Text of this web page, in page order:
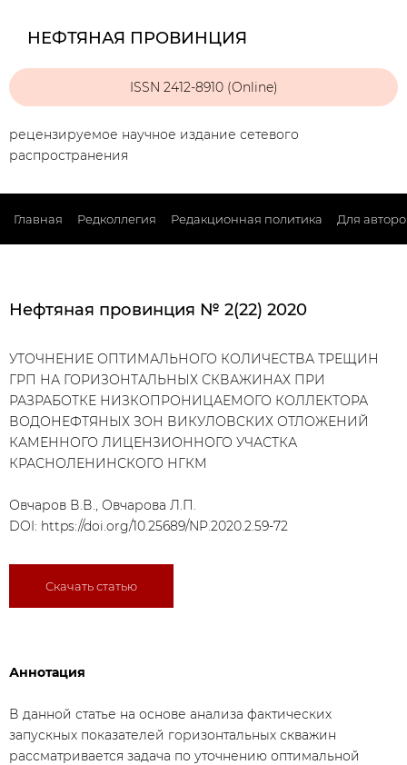
НЕФТЯНАЯ ПРОВИНЦИЯ
ISSN 2412-8910 (Online)
рецензируемое научное издание сетевого
распространения
Главная Редколлегия Редакционная политика Для
Нефтяная провинция № 2(22) 2020
УТОЧНЕНИЕ ОПТИМАЛЬНОГО КОЛИЧЕСТВА ТРЕЩИН
ГРП НА ГОРИЗОНТАЛЬНЫХ СКВАЖИНАХ ПРИ
РАЗРАБОТКЕ НИЗКОПРОНИЦАЕМОГО КОЛЛЕКТОРА
ВОДОНЕФТЯНЫХ ЗОН ВИКУЛОВСКИХ ОТЛОЖЕНИЙ
КАМЕННОГО ЛИЦЕНЗИОННОГО УЧАСТКА
КРАСНОЛЕНИНСКОГО НГКМ
Овчаров В.В., Овчарова Л.П.
DOI: https://doi.org/10.25689/NP.2020.2.59-72
Скачать статью
Аннотация
В данной статье на основе анализа фактических
запускных показателей горизонтальных скважин
рассматривается задача по уточнению оптимальной